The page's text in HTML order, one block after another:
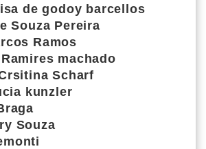
de godoy barcellos
Souza Pereira
Ramos
machado
Scharf
kunzler
Souza